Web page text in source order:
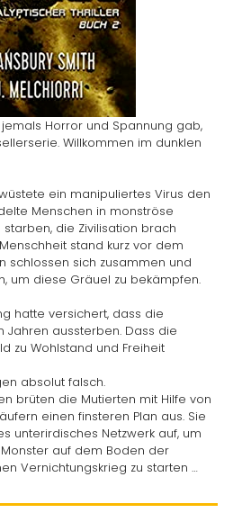
Horror und Spannung gab,
Willkommen im dunklen
ein manipuliertes Virus den
Menschen in monströse
starben, die Zivilisation brach
stand kurz vor dem
schlossen sich zusammen und
um diese Gräuel zu bekämpfen.
hatte versichert, dass die
Jahren aussterben. Dass die
zu Wohlstand und Freiheit
absolut falsch.
brüten die Mutierten mit Hilfe von
einen finsteren Plan aus. Sie
unterirdisches Netzwerk auf, um
auf dem Boden der
Vernichtungskrieg zu starten …